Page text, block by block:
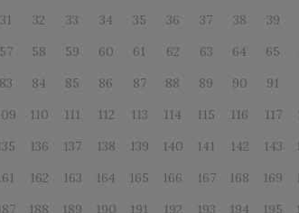
31 32 33 34 35 36 37 38 39
57 58 59 60 61 62 63 64 65
83 84 85 86 87 88 89 90 91
110 111 112 113 114 115 116 117
136 137 138 139 140 141 142 143
162 163 164 165 166 167 168 169
188 189 190 191 192 193 194 195